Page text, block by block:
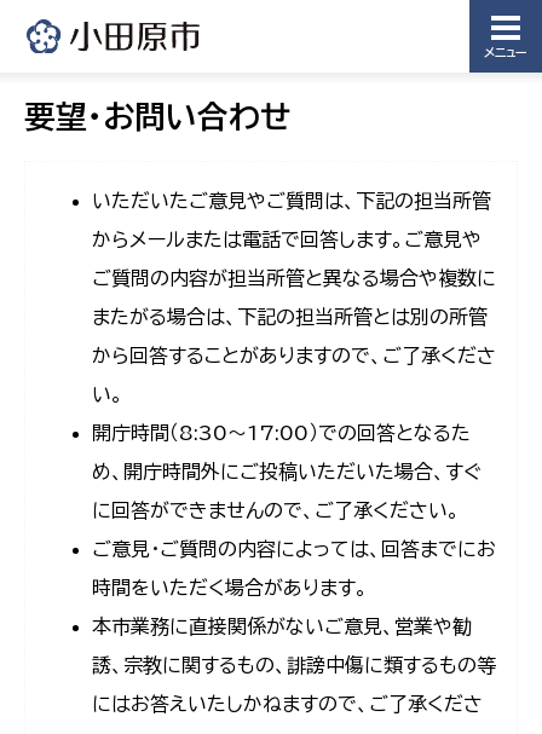
メニュー
要望・お問い合わせ
いただいたご意見やご質問は、下記の担当所管
からメールまたは電話で回答します。ご意見や
ご質問の内容が担当所管と異なる場合や複数に
またがる場合は、下記の担当所管とは別の所管
から回答することがありますので、ご了承くださ
い。
開庁時間（8:30〜17:00）での回答となるた
め、開庁時間外にご投稿いただいた場合、すぐ
に回答ができませんので、ご了承ください。
ご意見・ご質問の内容によっては、回答までにお
時間をいただく場合があります。
本市業務に直接関係がないご意見、営業や勧
誘、宗教に関するもの、誹謗中傷に類するもの等
にはお答えいたしかねますので、ご了承くださ